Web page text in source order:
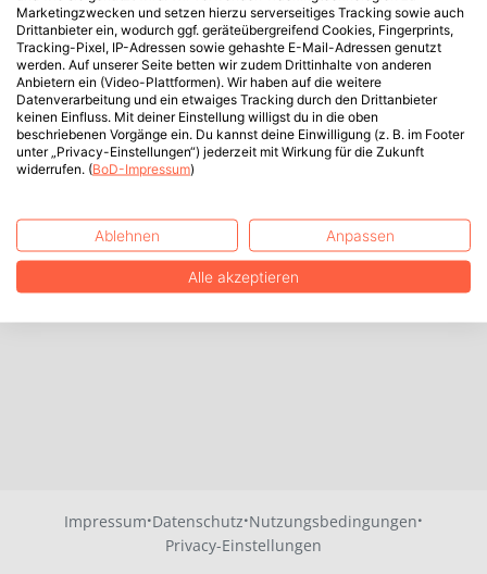
Impressum·Datenschutz·Nutzungsbedingungen·
Privacy-Einstellungen
Marketingzwecken und setzen hierzu serverseitiges Tracking sowie auch
Drittanbieter ein, wodurch ggf. geräteübergreifend Cookies, Fingerprints,
Tracking-Pixel, IP-Adressen sowie gehashte E-Mail-Adressen genutzt
werden. Auf unserer Seite betten wir zudem Drittinhalte von anderen
Anbietern ein (Video-Plattformen). Wir haben auf die weitere
Datenverarbeitung und ein etwaiges Tracking durch den Drittanbieter
keinen Einfluss. Mit deiner Einstellung willigst du in die oben
beschriebenen Vorgänge ein. Du kannst deine Einwilligung (z. B. im Footer
unter „Privacy-Einstellungen“) jederzeit mit Wirkung für die Zukunft
widerrufen. (BoD-Impressum)
Ablehnen Anpassen
Alle akzeptieren